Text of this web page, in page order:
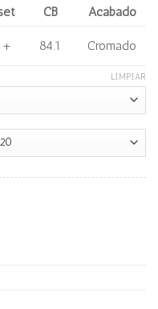
CB
Acabado
+ 84.1 Cromado
LIMPIAR